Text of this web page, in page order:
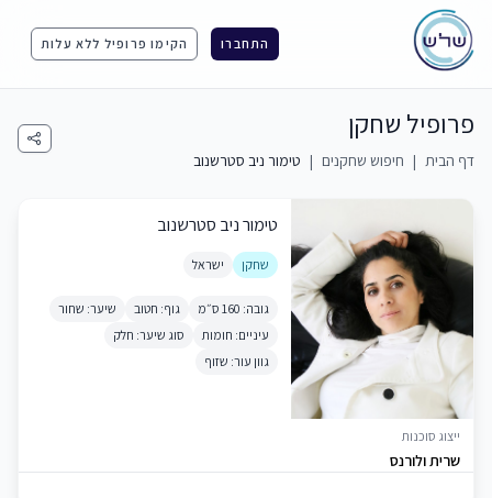
התחברו הקימו פרופיל ללא עלות
פרופיל שחקן
דף הבית | חיפוש שחקנים | טימור ניב סטרשנוב
ייצוג סוכנות
שרית ולורנס
טימור ניב סטרשנוב
שחקן ישראל
גובה: 160 ס״מ גוף: חטוב
שיער: שחור
עיניים: חומות
סוג שיער: חלק
גוון עור: שזוף